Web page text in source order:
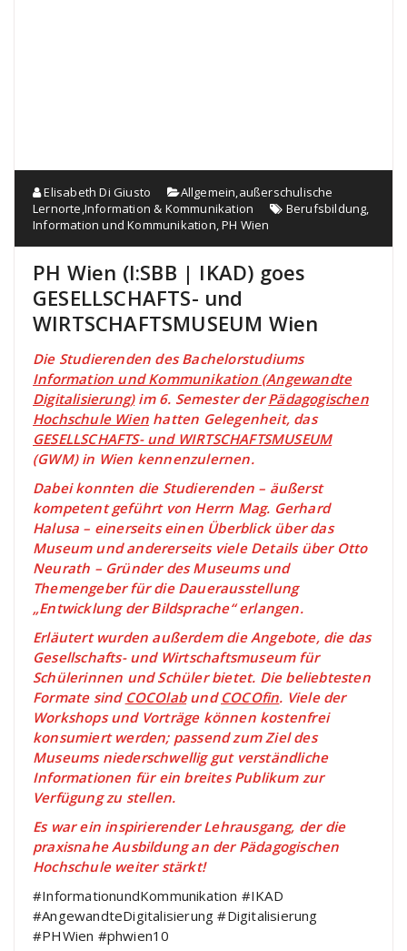
Elisabeth Di Giusto Allgemein,außerschulische
Lernorte,Information & Kommunikation Berufsbildung,
Information und Kommunikation,PH Wien
PH Wien (I:SBB | IKAD) goes
GESELLSCHAFTS- und
WIRTSCHAFTSMUSEUM Wien
Die Studierenden des Bachelorstudiums
Information und Kommunikation (Angewandte
Digitalisierung)im 6. Semester derPädagogischen
Hochschule Wien hatten Gelegenheit, das
GESELLSCHAFTS- und WIRTSCHAFTSMUSEUM
(GWM) in Wien kennenzulernen.
Dabei konnten die Studierenden – äußerst
kompetent geführt von Herrn Mag. Gerhard
Halusa – einerseits einen Überblick über das
Museum und andererseits viele Details über Otto
Neurath – Gründer des Museums und
Themengeber für die Dauerausstellung
„Entwicklung der Bildsprache“ erlangen.
Erläutert wurden außerdem die Angebote, die das
Gesellschafts- und Wirtschaftsmuseum für
Schülerinnen und Schüler bietet. Die beliebtesten
Formate sind COCOlabund COCOfin. Viele der
Workshops und Vorträge können kostenfrei
konsumiert werden; passend zum Ziel des
Museums niederschwellig gut verständliche
Informationen für ein breites Publikum zur
Verfügung zu stellen.
Es war ein inspirierender Lehrausgang, der die
praxisnahe Ausbildung an der Pädagogischen
Hochschule weiter stärkt!
#InformationundKommunikation #IKAD
#AngewandteDigitalisierung #Digitalisierung
#PHWien #phwien10